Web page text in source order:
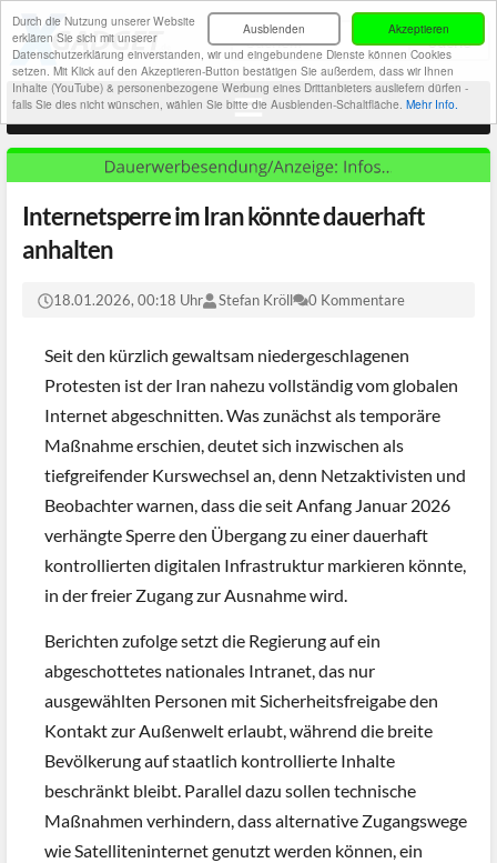
Akzeptieren
Ausblenden
Durch die Nutzung unserer Website
erklären Sie sich mit unserer
Datenschutzerklärung einverstanden, wir und eingebundene Dienste können Cookies
setzen. Mit Klick auf den Akzeptieren-Button bestätigen Sie außerdem, dass wir Ihnen
Inhalte (YouTube) & personenbezogene Werbung eines Drittanbieters ausliefern dürfen -
falls Sie dies nicht wünschen, wählen Sie bitte die Ausblenden-Schaltfläche. Mehr Info.
Internetsperre im Iran könnte dauerhaft
anhalten
18.01.2026, 00:18 Uhr Stefan Kröll 0 Kommentare
Seit den kürzlich gewaltsam niedergeschlagenen
Protesten ist der Iran nahezu vollständig vom globalen
Internet abgeschnitten. Was zunächst als temporäre
Maßnahme erschien, deutet sich inzwischen als
tiefgreifender Kurswechsel an, denn Netzaktivisten und
Beobachter warnen, dass die seit Anfang Januar 2026
verhängte Sperre den Übergang zu einer dauerhaft
kontrollierten digitalen Infrastruktur markieren könnte,
in der freier Zugang zur Ausnahme wird.
Berichten zufolge setzt die Regierung auf ein
abgeschottetes nationales Intranet, das nur
ausgewählten Personen mit Sicherheitsfreigabe den
Kontakt zur Außenwelt erlaubt, während die breite
Bevölkerung auf staatlich kontrollierte Inhalte
beschränkt bleibt. Parallel dazu sollen technische
Maßnahmen verhindern, dass alternative Zugangswege
wie Satelliteninternet genutzt werden können, ein